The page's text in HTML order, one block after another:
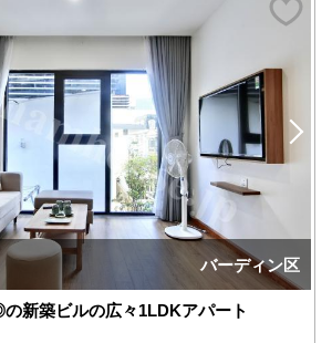
バーディン区
新築ビルの広々1LDKアパート